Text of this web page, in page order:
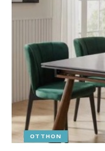
OTTHON